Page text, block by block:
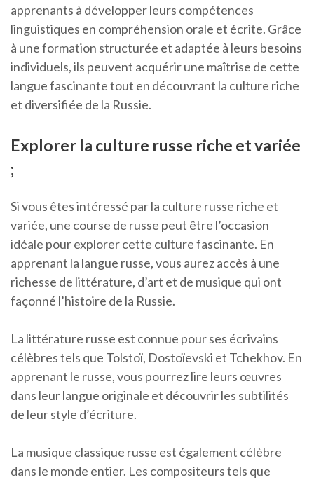
apprenants à développer leurs compétences
linguistiques en compréhension orale et écrite. Grâce
à une formation structurée et adaptée à leurs besoins
individuels, ils peuvent acquérir une maîtrise de cette
langue fascinante tout en découvrant la culture riche
et diversifiée de la Russie.
Explorer la culture russe riche et variée
;
Si vous êtes intéressé par la culture russe riche et
variée, une course de russe peut être l’occasion
idéale pour explorer cette culture fascinante. En
apprenant la langue russe, vous aurez accès à une
richesse de littérature, d’art et de musique qui ont
façonné l’histoire de la Russie.
La littérature russe est connue pour ses écrivains
célèbres tels que Tolstoï, Dostoïevski et Tchekhov. En
apprenant le russe, vous pourrez lire leurs œuvres
dans leur langue originale et découvrir les subtilités
de leur style d’écriture.
La musique classique russe est également célèbre
dans le monde entier. Les compositeurs tels que